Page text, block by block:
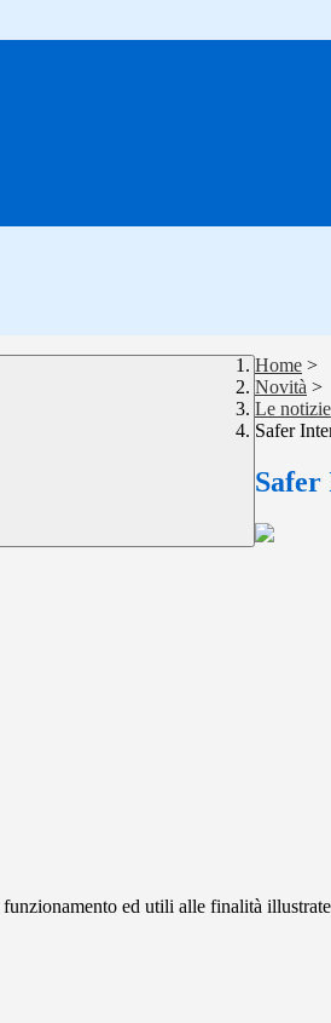
Home >
Novità >
Le notizie
Safer
Safer
ed utili alle finalità